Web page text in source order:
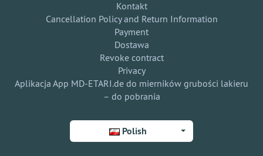
Kontakt
Cancellation Policy and Return Information
Payment
Dostawa
Revoke contract
Privacy
Aplikacja App MD-ETARI.de do mierników grubości lakieru
– do pobrania
Polish